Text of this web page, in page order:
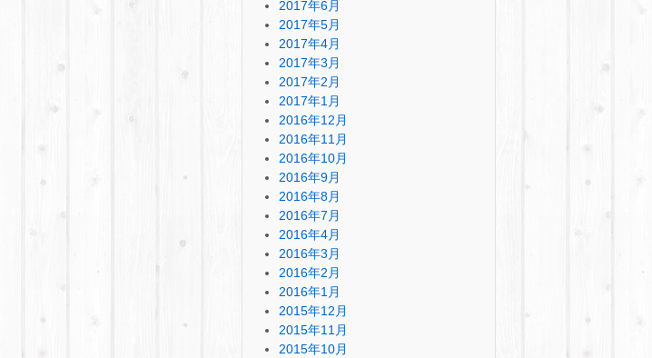
2017年6月
2017年5月
2017年4月
2017年3月
2017年2月
2017年1月
2016年12月
2016年11月
2016年10月
2016年9月
2016年8月
2016年7月
2016年4月
2016年3月
2016年2月
2016年1月
2015年12月
2015年11月
2015年10月